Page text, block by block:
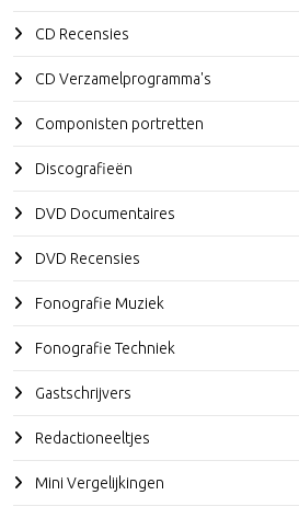
CD Recensies
CD Verzamelprogramma's
Componisten portretten
Discografieën
DVD Documentaires
DVD Recensies
Fonografie Muziek
Fonografie Techniek
Gastschrijvers
Redactioneeltjes
Mini Vergelijkingen